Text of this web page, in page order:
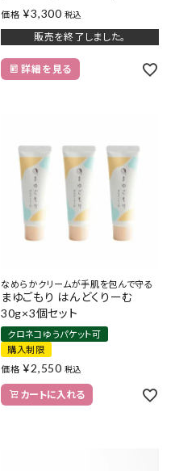
価格 ¥3,300 税込
販売を終了しました。
詳細を見る
なめらかクリームが手肌を包んで守る
まゆごもり はんどくりーむ
30g×3個セット
クロネコゆうパケット可
購入制限
価格 ¥2,550 税込
カートに入れる